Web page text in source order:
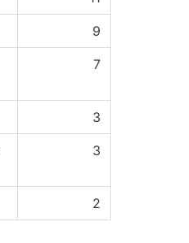
9
7
3
3
2